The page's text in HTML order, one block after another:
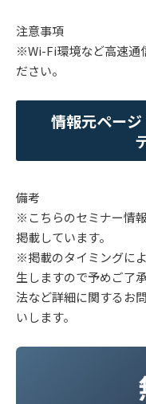
注意事項
※Wi-Fi環境など高速通
ださい。
情報元ペー
備考
※こちらのセミナー情
掲載しています。
※掲載のタイミングに
生しますので予めご了
法など詳細に関するお
いします。